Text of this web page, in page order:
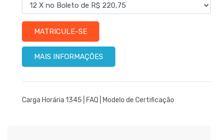
MATRICULE-SE
MAIS INFORMAÇÕES
Carga Horária 1345 | FAQ Modelo de Certificação